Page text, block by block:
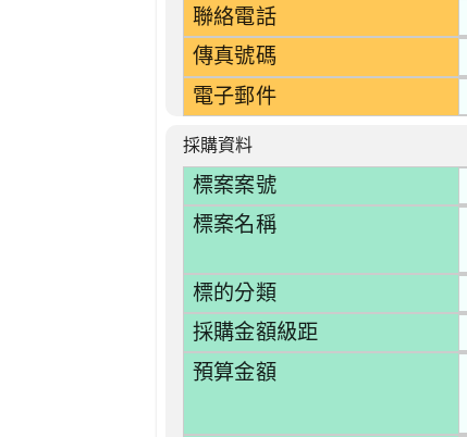
聯絡電話
傳真號碼
電子郵件
採購資料
標案案號
標案名稱
標的分類
採購金額級距
預算金額